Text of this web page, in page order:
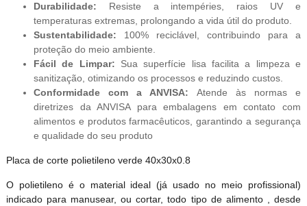
Durabilidade: Resiste a intempéries, raios UV e
temperaturas extremas, prolongando a vida útil do produto.
Sustentabilidade: 100% reciclável, contribuindo para a
proteção do meio ambiente.
Fácil de Limpar: Sua superfície lisa facilita a limpeza e
sanitização, otimizando os processos e reduzindo custos.
Conformidade com a ANVISA: Atende às normas e
diretrizes da ANVISA para embalagens em contato com
alimentos e produtos farmacêuticos, garantindo a segurança
e qualidade do seu produto
Placa de corte polietileno verde 40x30x0.8
O polietileno é o material ideal (já usado no meio profissional)
indicado para manusear, ou cortar, todo tipo de alimento , desde